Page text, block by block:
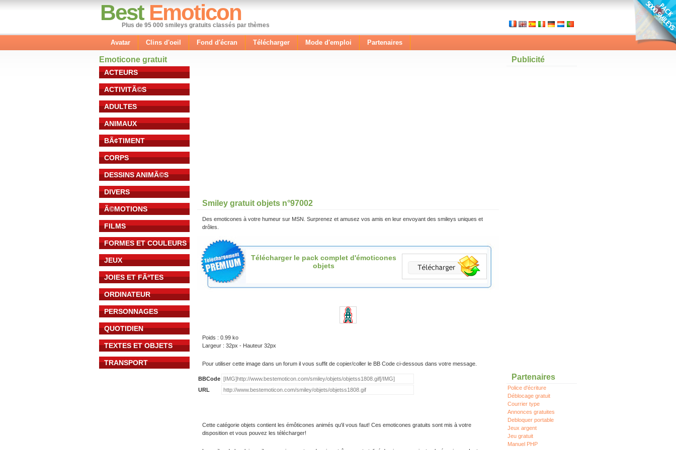
Best Emoticon
Plus de 95 000 smileys gratuits classés par thèmes
Avatar Clins d'oeil Fond d'écran Télécharger Mode d'emploi Partenaires
Emoticone gratuit
ACTEURS
ACTIVITÃ©S
ADULTES
ANIMAUX
BÃ¢TIMENT
CORPS
DESSINS ANIMÃ©S
DIVERS
Ã©MOTIONS
FILMS
FORMES ET COULEURS
JEUX
JOIES ET FÃªTES
ORDINATEUR
PERSONNAGES
QUOTIDIEN
TEXTES ET OBJETS
TRANSPORT
Smiley gratuit objets n°97002
Des emoticones à votre humeur sur MSN. Surprenez et amusez vos amis en leur envoyant des smileys uniques et
drôles.
Télécharger le pack complet d'émoticones
objets
Poids : 0.99 ko
Largeur : 32px - Hauteur 32px
Pour utiliser cette image dans un forum il vous suffit de copier/coller le BB Code ci-dessous dans votre message.
BBCode
URL
Cette catégorie objets contient les émôticones animés qu'il vous faut! Ces emoticones gratuits sont mis à votre
disposition et vous pouvez les télécharger!
Publicité
Partenaires
Police d'écriture
Déblocage gratuit
Courrier type
Annonces gratuites
Debloquer portable
Jeux argent
Jeu gratuit
Manuel PHP